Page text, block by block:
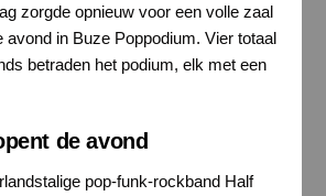
zorgde opnieuw voor een volle zaal
avond in Buze Poppodium. Vier totaal
betraden het podium, elk met een
de avond
pop-funk-rockband Half